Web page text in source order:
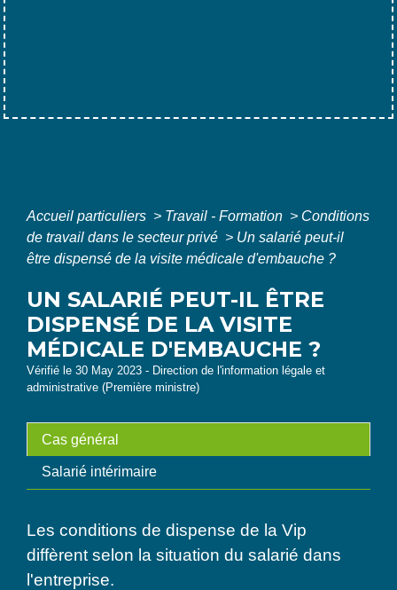
Accueil particuliers > Travail - Formation > Conditions
de travail dans le secteur privé > Un salarié peut-il
être dispensé de la visite médicale d'embauche ?
UN SALARIÉ PEUT-IL ÊTRE
DISPENSÉ DE LA VISITE
MÉDICALE D'EMBAUCHE ?
Vérifié le 30 May 2023 - Direction de l'information légale et
administrative (Première ministre)
Cas général
Salarié intérimaire
Les conditions de dispense de la Vip
diffèrent selon la situation du salarié dans
l'entreprise.